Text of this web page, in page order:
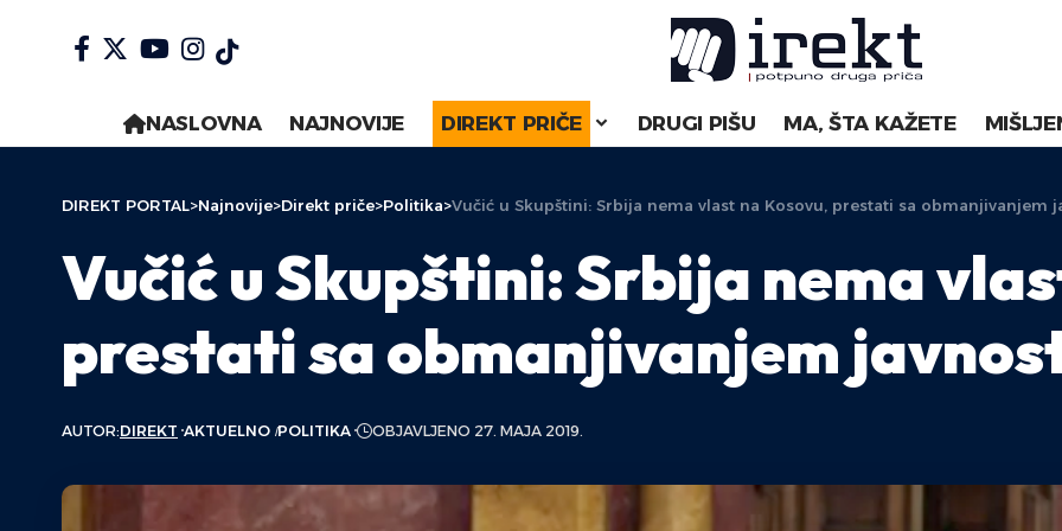
NASLOVNA NAJNOVIJE DIREKT PRIČE DRUGI PIŠU MA, ŠTA KAŽETE
DIREKT PORTAL>Najnovije>Direkt priče>Politika>Vučić u Skupštini: Srbija nema vlast na Kosovu, prestati sa obmanjivanjem
Vučić u Skupštini: Srbija nema
prestati sa obmanjivanjem
AUTOR:DIREKT AKTUELNO POLITIKA OBJAVLJENO 27. MAJA 2019.